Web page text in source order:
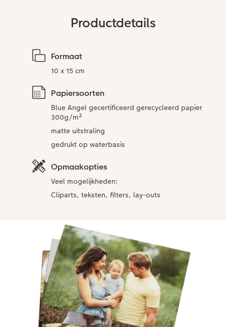
Productdetails
Formaat
10 x 15 cm
Papiersoorten
Blue Angel gecertificeerd gerecycleerd papier
300g/m²
matte uitstraling
gedrukt op waterbasis
Opmaakopties
Veel mogelijkheden:
Cliparts, teksten, filters, lay-outs